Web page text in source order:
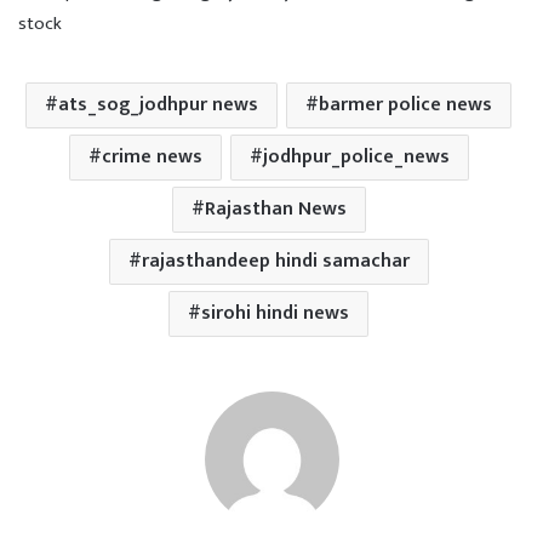
stock
ats_sog_jodhpur news
barmer police news
crime news
jodhpur_police_news
Rajasthan News
rajasthandeep hindi samachar
sirohi hindi news